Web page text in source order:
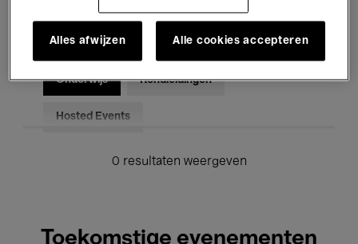
Voor iedereen Kids’ Palace
Onderwijs Rondleidingen
Hosted Events
0 resultaten weergeven
Toekomstige evenementen
Alles afwijzen Alle cookies accepteren